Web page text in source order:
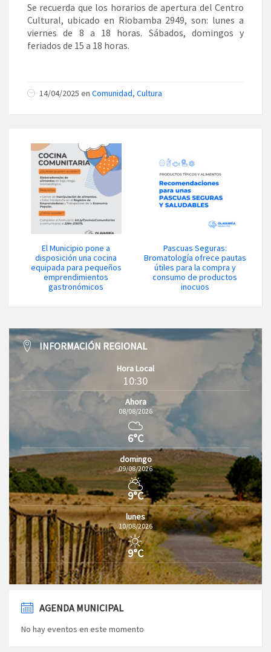
Se recuerda que los horarios de apertura del Centro
Cultural, ubicado en Riobamba 2949, son: lunes a
viernes de 8 a 18 horas. Sábados, domingos y
feriados de 15 a 18 horas.
14/04/2025 en Comunidad, Cultura
El Municipio pone a
disposición una cocina
equipada para pequeños
emprendimientos
gastronómicos
Pascuas Seguras:
Bromatología ofrece pautas
útiles para la compra y
consumo de productos
inocuos
INFORMACIÓN REGIONAL
Hora Local
10:30
Ahora
08/08/2026
6°C
domingo
09/08/2026
9°C
lunes
10/08/2026
9°C
AGENDA MUNICIPAL
No hay eventos en este momento